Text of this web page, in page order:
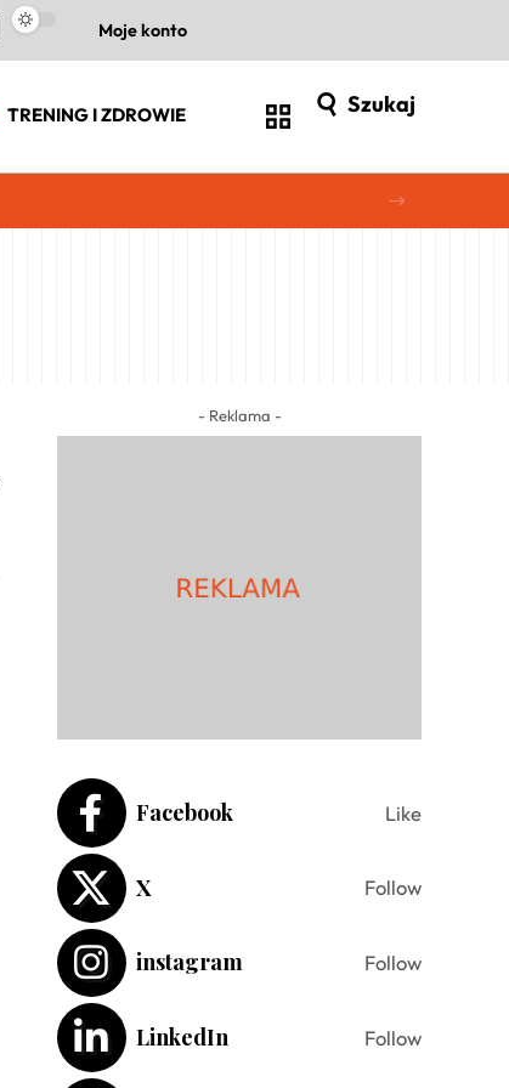
Moje konto
TRENING I ZDROWIE Szukaj
- Reklama -
Facebook Like
X Follow
instagram Follow
LinkedIn Follow